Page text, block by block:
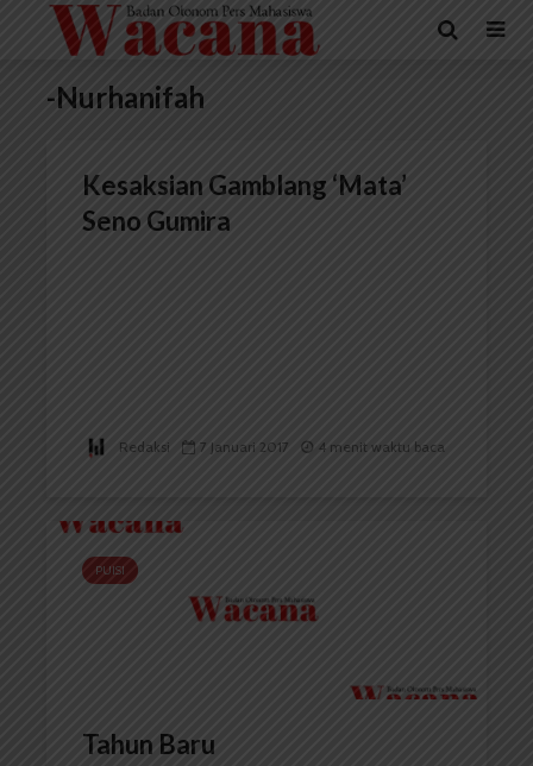
-Nurhanifah
Kesaksian Gamblang ‘Mata’
Seno Gumira
Redaksi 7 Januari 2017 4 menit waktu baca
PUISI
Tahun Baru